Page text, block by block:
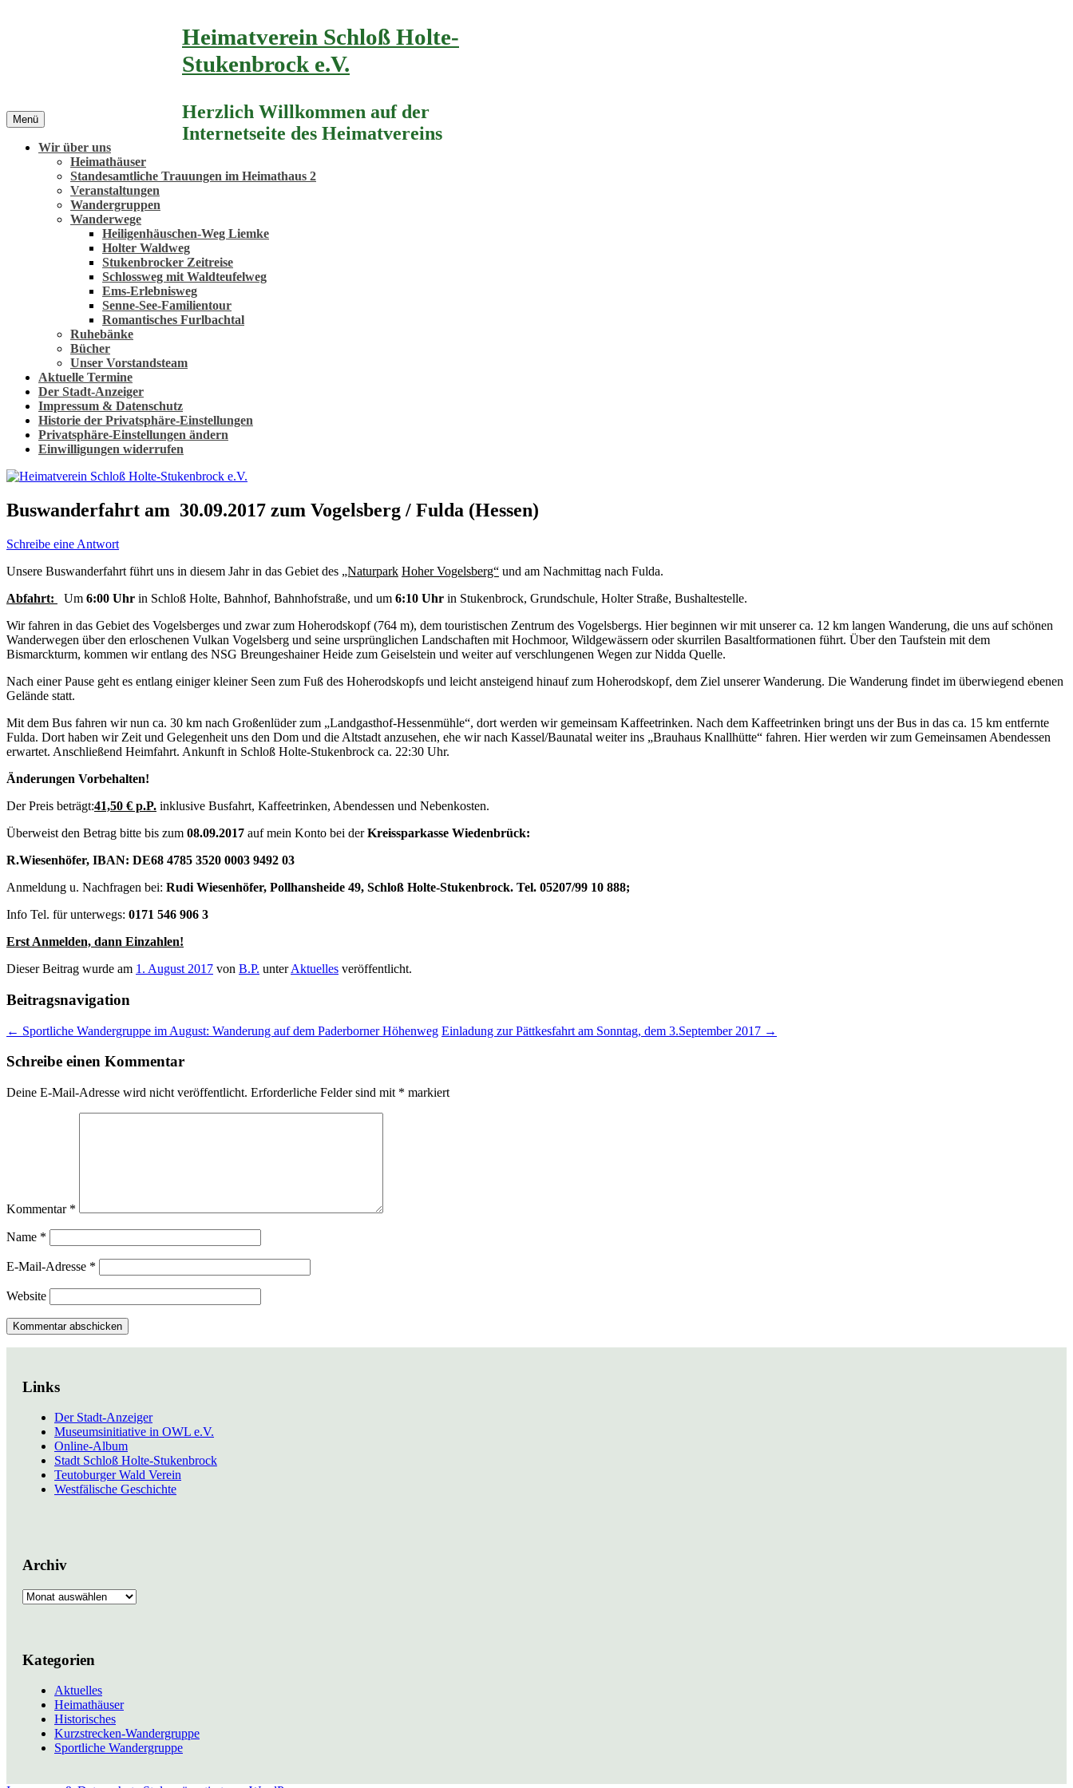
Heimatverein Schloß Holte-
Stukenbrock e.V.
Herzlich Willkommen auf der
Internetseite des Heimatvereins
Menü
Wir über uns
Heimathäuser
Standesamtliche Trauungen im Heimathaus 2
Veranstaltungen
Wandergruppen
Wanderwege
Heiligenhäuschen-Weg Liemke
Holter Waldweg
Stukenbrocker Zeitreise
Schlossweg mit Waldteufelweg
Ems-Erlebnisweg
Senne-See-Familientour
Romantisches Furlbachtal
Ruhebänke
Bücher
Unser Vorstandsteam
Aktuelle Termine
Der Stadt-Anzeiger
Impressum & Datenschutz
Historie der Privatsphäre-Einstellungen
Privatsphäre-Einstellungen ändern
Einwilligungen widerrufen
Buswanderfahrt am 30.09.2017 zum Vogelsberg / Fulda (Hessen)
Schreibe eine Antwort
Unsere Buswanderfahrt führt uns in diesem Jahr in das Gebiet des „Naturpark Hoher Vogelsberg“ und am Nachmittag nach Fulda.
Abfahrt:
Um 6:00 Uhr in Schloß Holte, Bahnhof, Bahnhofstraße, und um 6:10 Uhr in Stukenbrock, Grundschule, Holter Straße, Bushaltestelle.
Wir fahren in das Gebiet des Vogelsberges und zwar zum Hoherodskopf (764 m), dem touristischen Zentrum des Vogelsbergs. Hier beginnen wir mit unserer ca. 12 km langen Wanderung, die uns auf schönen
Wanderwegen über den erloschenen Vulkan Vogelsberg und seine ursprünglichen Landschaften mit Hochmoor, Wildgewässern oder skurrilen Basaltformationen führt. Über den Taufstein mit dem
Bismarckturm, kommen wir entlang des NSG Breungeshainer Heide zum Geiselstein und weiter auf verschlungenen Wegen zur Nidda Quelle.
Nach einer Pause geht es entlang einiger kleiner Seen zum Fuß des Hoherodskopfs und leicht ansteigend hinauf zum Hoherodskopf, dem Ziel unserer Wanderung. Die Wanderung findet im überwiegend ebenen
Gelände statt.
Mit dem Bus fahren wir nun ca. 30 km nach Großenlüder zum „Landgasthof-Hessenmühle“, dort werden wir gemeinsam Kaffeetrinken. Nach dem Kaffeetrinken bringt uns der Bus in das ca. 15 km entfernte
Fulda. Dort haben wir Zeit und Gelegenheit uns den Dom und die Altstadt anzusehen, ehe wir nach Kassel/Baunatal weiter ins „Brauhaus Knallhütte“ fahren. Hier werden wir zum Gemeinsamen Abendessen
erwartet. Anschließend Heimfahrt. Ankunft in Schloß Holte-Stukenbrock ca. 22:30 Uhr.
Änderungen Vorbehalten!
Der Preis beträgt:41,50 € p.P. inklusive Busfahrt, Kaffeetrinken, Abendessen und Nebenkosten.
Überweist den Betrag bitte bis zum 08.09.2017 auf mein Konto bei derKreissparkasse Wiedenbrück:
R.Wiesenhöfer, IBAN: DE68 4785 3520 0003 9492 03
Anmeldung u. Nachfragen bei: Rudi Wiesenhöfer, Pollhansheide 49, Schloß Holte-Stukenbrock. Tel. 05207/99 10 888;
Info Tel. für unterwegs: 0171 546 906 3
Erst Anmelden, dann Einzahlen!
Dieser Beitrag wurde am 1. August 2017 von B.P. unterAktuelles veröffentlicht.
Beitragsnavigation
← Sportliche Wandergruppe im August: Wanderung auf dem Paderborner Höhenweg Einladung zur Pättkesfahrt am Sonntag, dem 3.September 2017 →
Schreibe einen Kommentar
Deine E-Mail-Adresse wird nicht veröffentlicht. Erforderliche Felder sind mit * markiert
Kommentar *
Name *
E-Mail-Adresse *
Website
Links
Der Stadt-Anzeiger
Museumsinitiative in OWL e.V.
Online-Album
Stadt Schloß Holte-Stukenbrock
Teutoburger Wald Verein
Westfälische Geschichte
Archiv
Archiv
Kategorien
Aktuelles
Heimathäuser
Historisches
Kurzstrecken-Wandergruppe
Sportliche Wandergruppe